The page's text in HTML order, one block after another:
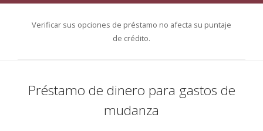
Verificar sus opciones de préstamo no afecta su puntaje
de crédito.
Préstamo de dinero para gastos de
mudanza